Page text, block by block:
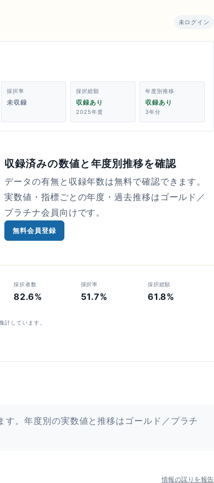
未ログイン
採択率
未収録
採択総額
収録あり
2025年度
年度別推移
収録あり
3年分
収録済みの数値と年度別推移を確認
データの有無と収録年数は無料で確認できます。
実数値・指標ごとの年度・過去推移はゴールド／
プラチナ会員向けです。
無料会員登録
採択者数
82.6%
採択率
51.7%
採択総額
61.8%
計しています。
す。年度別の実数値と推移はゴールド／プラチ
情報の誤りを報告